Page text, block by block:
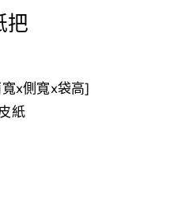
把
x側寬x袋高]
紙